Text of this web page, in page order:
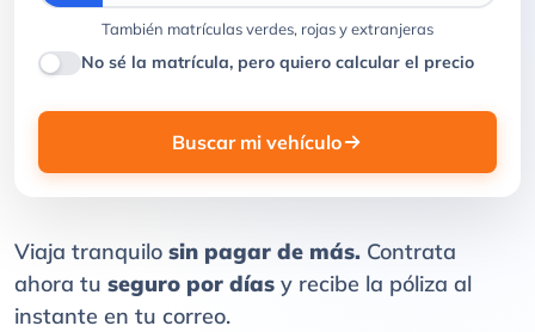
También matrículas verdes, rojas y extranjeras
No sé la matrícula, pero quiero calcular el precio
Buscar mi vehículo
Viaja tranquilo sin pagar de más. Contrata
ahora tu seguro por días y recibe la póliza al
instante en tu correo.